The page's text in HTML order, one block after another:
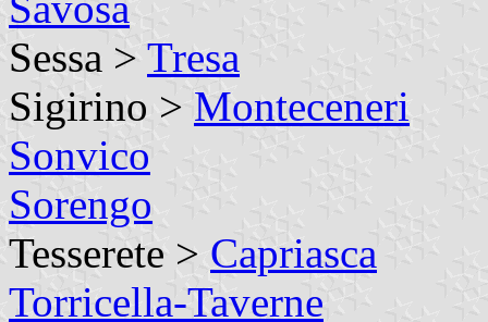
Sessa > Tresa
Sigirino > Monteceneri
Sonvico
Sorengo
Tesserete > Capriasca
Torricella-Taverne